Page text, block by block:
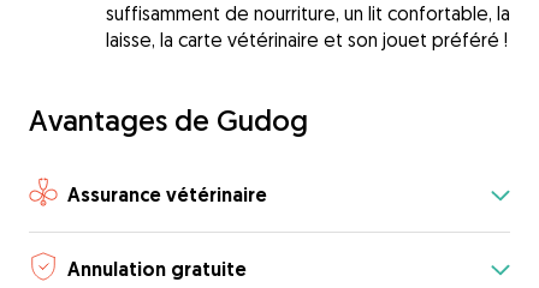
suffisamment de nourriture, un lit confortable, la
laisse, la carte vétérinaire et son jouet préféré !
Avantages de Gudog
Assurance vétérinaire
Annulation gratuite